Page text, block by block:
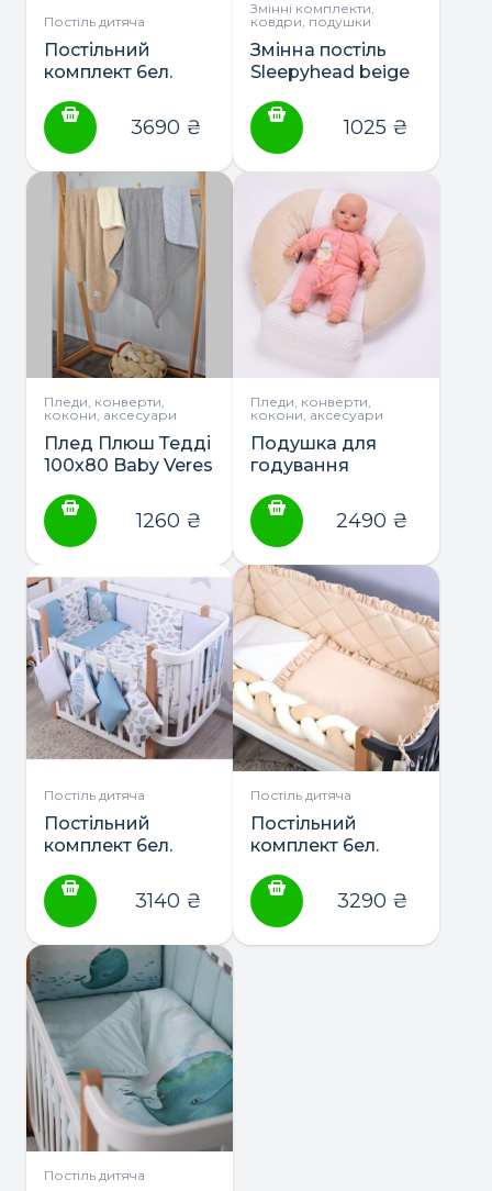
Постіль дитяча
Постільний
комплект 6ел.
Baby Veres3690 ₴
Змінні комплекти,
ковдри, подушки
Змінна постіль
Sleepyhead beige
Veres
1025 ₴
Пледи, конверти,
кокони, аксесуари
Плед Плюш Тедді
100х80 Baby Veres
1260 ₴
Пледи, конверти,
кокони, аксесуари
Подушка для
годування
Velour” 200*75 ТМ
Baby Veres2490 ₴
Постіль дитяча
Постільний
комплект 6ел.
Veres
3140 ₴
Постіль дитяча
Постільний
комплект 6ел.
Baby Veres3290 ₴
Постіль дитяча